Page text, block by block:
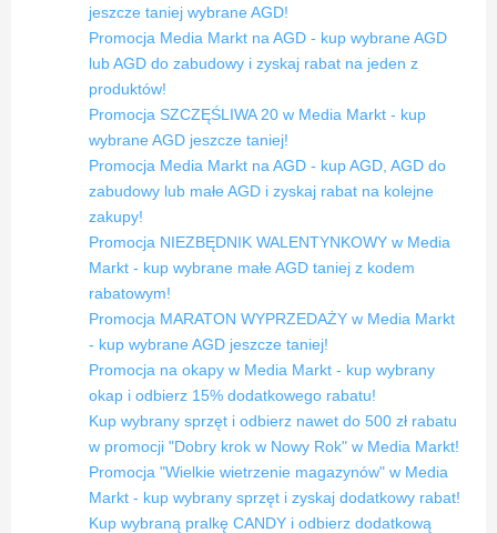
jeszcze taniej wybrane AGD!
Promocja Media Markt na AGD - kup wybrane AGD
lub AGD do zabudowy i zyskaj rabat na jeden z
produktów!
Promocja SZCZĘŚLIWA 20 w Media Markt - kup
wybrane AGD jeszcze taniej!
Promocja Media Markt na AGD - kup AGD, AGD do
zabudowy lub małe AGD i zyskaj rabat na kolejne
zakupy!
Promocja NIEZBĘDNIK WALENTYNKOWY w Media
Markt - kup wybrane małe AGD taniej z kodem
rabatowym!
Promocja MARATON WYPRZEDAŻY w Media Markt
- kup wybrane AGD jeszcze taniej!
Promocja na okapy w Media Markt - kup wybrany
okap i odbierz 15% dodatkowego rabatu!
Kup wybrany sprzęt i odbierz nawet do 500 zł rabatu
w promocji "Dobry krok w Nowy Rok" w Media Markt!
Promocja "Wielkie wietrzenie magazynów" w Media
Markt - kup wybrany sprzęt i zyskaj dodatkowy rabat!
Kup wybraną pralkę CANDY i odbierz dodatkową